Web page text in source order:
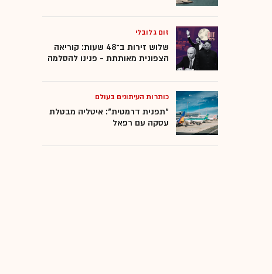
זום גלובלי
שלוש זירות ב־48 שעות: קוריאה
הצפונית מאותתת - פנינו להסלמה
כותרות העיתונים בעולם
"תפנית דרמטית": איטליה מבטלת
עסקה עם רפאל